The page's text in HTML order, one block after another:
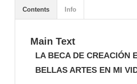
Main Text
LA BECA DE CREACIÓN
BELLAS ARTES EN MI
Contents Info